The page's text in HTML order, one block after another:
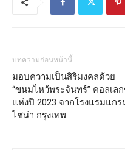
บทความก่อนหน้านี้
มอบความเป็นสิริมงคลด้วย
“ขนมไหว้พระจันทร์” คอลเล
แห่งปี 2023 จากโรงแรมแกร
ไชน่า กรุงเทพ